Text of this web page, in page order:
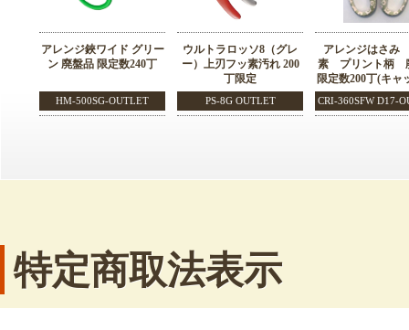
アレンジ鋏ワイド グリー
ン 廃盤品 限定数240丁
HM-500SG-OUTLET
ウルトラロッソ8（グレ
ー）上刃フッ素汚れ 200
丁限定
PS-8G OUTLET
アレンジはさみ
素 プリント柄
限定数200丁(キャ
CRI-360SFW D17-
特定商取法表示